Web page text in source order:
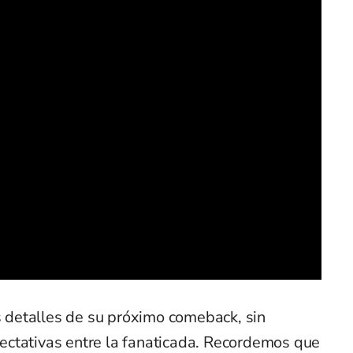
de su próximo comeback, sin
entre la fanaticada. Recordemos que